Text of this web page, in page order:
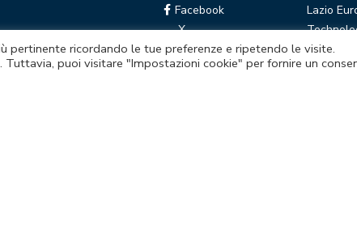
Facebook
X
Linkedin
RSS
Lazio
Boost
pertinente ricordando le tue preferenze e ripetendo le visite.
puoi visitare "Impostazioni cookie" per fornire un